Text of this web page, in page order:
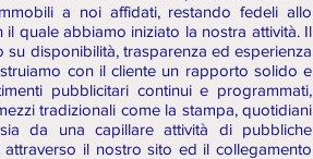
a noi affidati, restando fedeli allo
quale abbiamo iniziato la nostra attività. Il
disponibilità, trasparenza ed esperienza
con il cliente un rapporto solido e
pubblicitari continui e programmati,
tradizionali come la stampa, quotidiani
da una capillare attività di pubbliche
attraverso il nostro sito ed il collegamento